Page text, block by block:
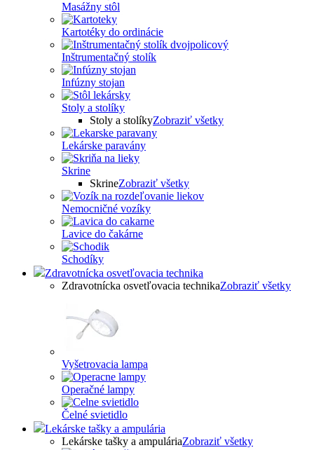
Masážny stôl
Kartotéky do ordinácie
Inštrumentačný stolík
Infúzny stojan
Stoly a stolíky
Stoly a stolíkyZobraziť všetky
Lekárske paravány
Skrine
SkrineZobraziť všetky
Nemocničné vozíky
Lavice do čakárne
Schodíky
Zdravotnícka osvetľovacia technika
Zdravotnícka osvetľovacia technikaZobraziť všetky
Vyšetrovacia lampa
Operačné lampy
Čelné svietidlo
Lekárske tašky a ampulária
Lekárske tašky a ampuláriaZobraziť všetky